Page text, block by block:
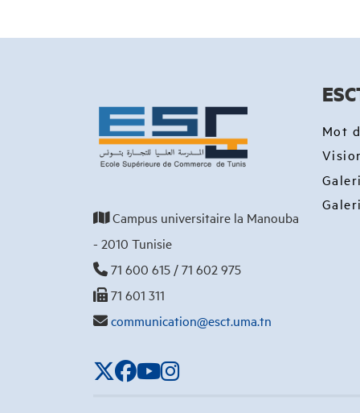
Campus universitaire la Manouba
- 2010 Tunisie
71 600 615 / 71 602 975
71 601 311
communication@esct.uma.tn
Mot